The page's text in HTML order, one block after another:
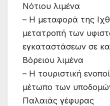
Νότιου λιµένα
– Η µεταφορά της
µετατροπή των
εγκαταστάσεων σε
Βόρειου λιµένα
– Η τουριστική
µέτωπο των
Παλαιάς γέφυρας